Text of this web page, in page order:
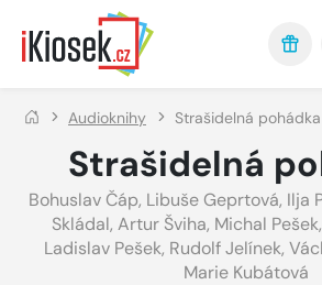
Přejít na hlavní obsah
Audioknihy Strašidelná pohádka
Strašidelná
Bohuslav Čáp, Libuše Geprtová, Ilja
Skládal, Artur Šviha, Michal Pešek,
Ladislav Pešek, Rudolf Jelínek,
Marie Kubátová